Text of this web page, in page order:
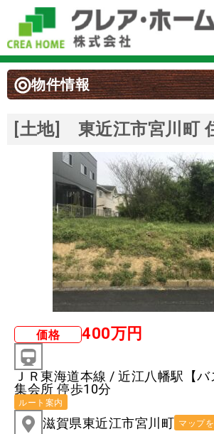
物件情報
[土地] 東近江市宮川町
価格 400万円
ＪＲ東海道本線 / 近江八幡駅【
集会所 停歩10分
ルート案内
滋賀県東近江市宮川町 マップ